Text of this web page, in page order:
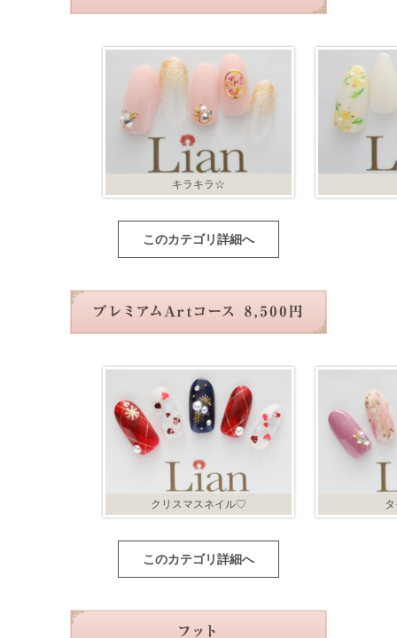
キラキラ☆
このカテゴリ詳細へ
クリスマスネイル♡
このカテゴリ詳細へ